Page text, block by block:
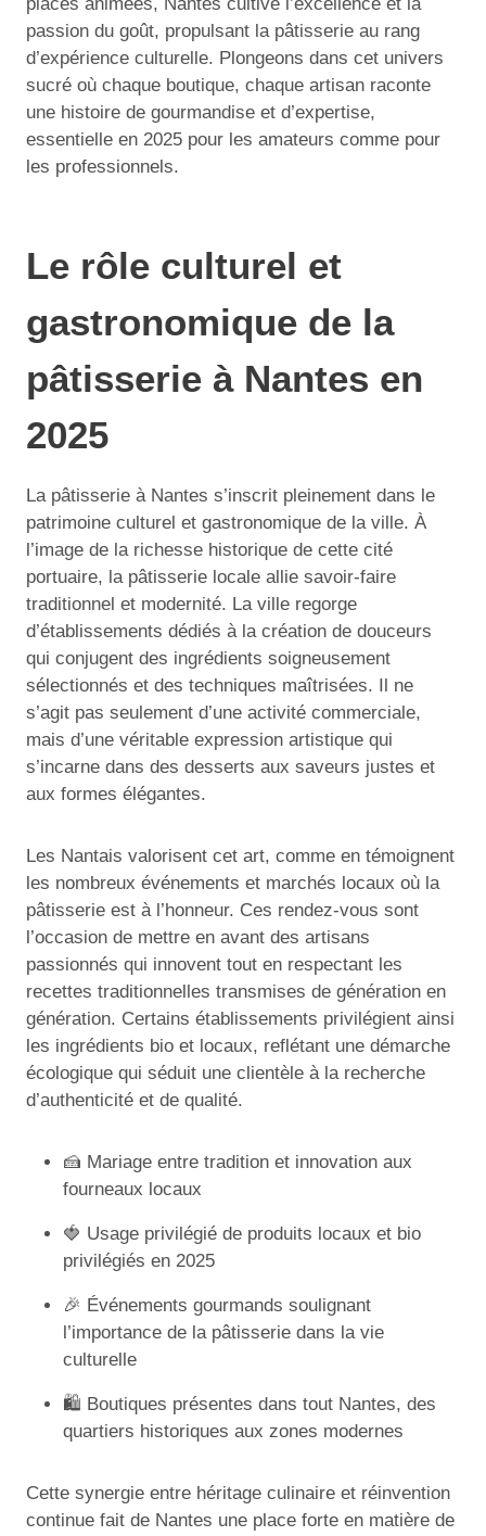
places animées, Nantes cultive l’excellence et la
passion du goût, propulsant la pâtisserie au rang
d’expérience culturelle. Plongeons dans cet univers
sucré où chaque boutique, chaque artisan raconte
une histoire de gourmandise et d’expertise,
essentielle en 2025 pour les amateurs comme pour
les professionnels.
Le rôle culturel et
gastronomique de la
pâtisserie à Nantes en
2025
La pâtisserie à Nantes s’inscrit pleinement dans le
patrimoine culturel et gastronomique de la ville. À
l’image de la richesse historique de cette cité
portuaire, la pâtisserie locale allie savoir-faire
traditionnel et modernité. La ville regorge
d’établissements dédiés à la création de douceurs
qui conjugent des ingrédients soigneusement
sélectionnés et des techniques maîtrisées. Il ne
s’agit pas seulement d’une activité commerciale,
mais d’une véritable expression artistique qui
s’incarne dans des desserts aux saveurs justes et
aux formes élégantes.
Les Nantais valorisent cet art, comme en témoignent
les nombreux événements et marchés locaux où la
pâtisserie est à l’honneur. Ces rendez-vous sont
l’occasion de mettre en avant des artisans
passionnés qui innovent tout en respectant les
recettes traditionnelles transmises de génération en
génération. Certains établissements privilégient ainsi
les ingrédients bio et locaux, reflétant une démarche
écologique qui séduit une clientèle à la recherche
d’authenticité et de qualité.
🍰 Mariage entre tradition et innovation aux
fourneaux locaux
🍓 Usage privilégié de produits locaux et bio
privilégiés en 2025
🎉 Événements gourmands soulignant
l’importance de la pâtisserie dans la vie
culturelle
🛍️ Boutiques présentes dans tout Nantes, des
quartiers historiques aux zones modernes
Cette synergie entre héritage culinaire et réinvention
continue fait de Nantes une place forte en matière de